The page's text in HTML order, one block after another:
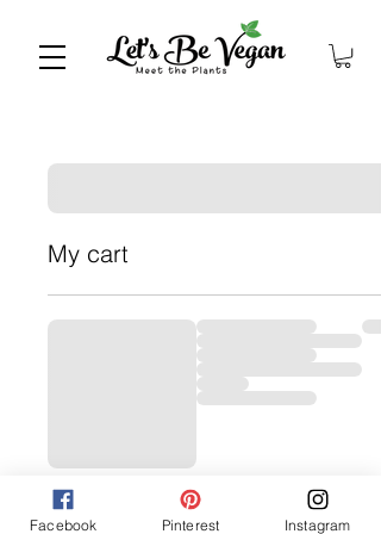
My cart
Facebook Pinterest Instagram